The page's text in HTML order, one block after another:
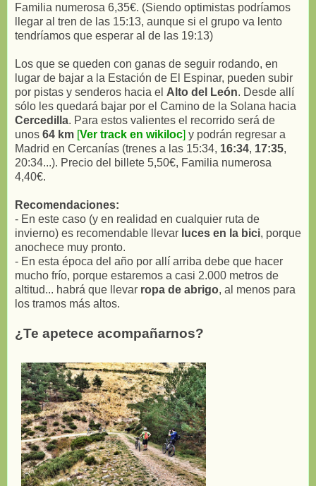
Familia numerosa 6,35€. (Siendo optimistas podríamos
llegar al tren de las 15:13, aunque si el grupo va lento
tendríamos que esperar al de las 19:13)
Los que se queden con ganas de seguir rodando, en
lugar de bajar a la Estación de El Espinar, pueden subir
por pistas y senderos hacia el Alto del León. Desde allí
sólo les quedará bajar por el Camino de la Solana hacia
Cercedilla. Para estos valientes el recorrido será de
unos 64 km [Ver track en wikiloc] y podrán regresar a
Madrid en Cercanías (trenes a las 15:34, 16:34, 17:35,
20:34...). Precio del billete 5,50€, Familia numerosa
4,40€.
Recomendaciones:
- En este caso (y en realidad en cualquier ruta de
invierno) es recomendable llevar luces en la bici, porque
anochece muy pronto.
- En esta época del año por allí arriba debe que hacer
mucho frío, porque estaremos a casi 2.000 metros de
altitud... habrá que llevar ropa de abrigo, al menos para
los tramos más altos.
¿Te apetece acompañarnos?